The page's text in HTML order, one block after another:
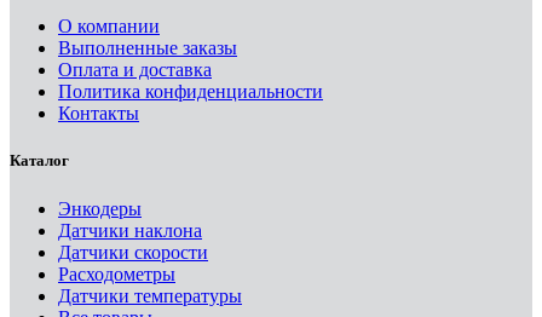
О компании
Выполненные заказы
Оплата и доставка
Политика конфиденциальности
Контакты
Каталог
Энкодеры
Датчики наклона
Датчики скорости
Расходометры
Датчики температуры